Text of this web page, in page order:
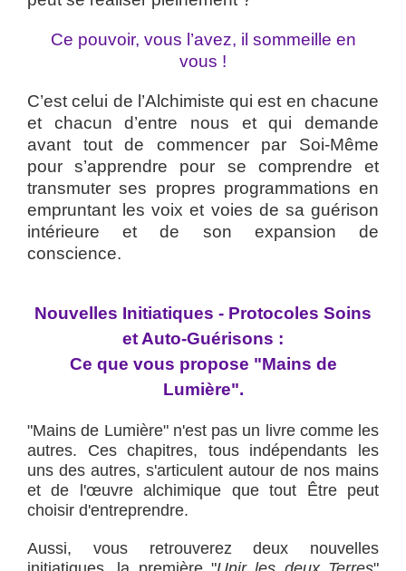
Ce pouvoir, vous l’avez, il sommeille en
vous !
C’est celui de l’Alchimiste qui est en chacune
et chacun d’entre nous et qui demande
avant tout de commencer par Soi-Même
pour s’apprendre pour se comprendre et
transmuter ses propres programmations en
empruntant les voix et voies de sa guérison
intérieure et de son expansion de
conscience.
Nouvelles Initiatiques - Protocoles Soins
et Auto-Guérisons :
Ce que vous propose "Mains de
Lumière".
"Mains de Lumière" n'est pas un livre comme les
autres. Ces chapitres, tous indépendants les
uns des autres, s'articulent autour de nos mains
et de l'œuvre alchimique que tout Être peut
choisir d'entreprendre.
Aussi, vous retrouverez deux nouvelles